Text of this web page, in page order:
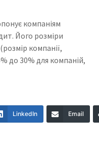
компаніям
Його розміри
компанії,
до 30% для компаній,
LinkedIn Email